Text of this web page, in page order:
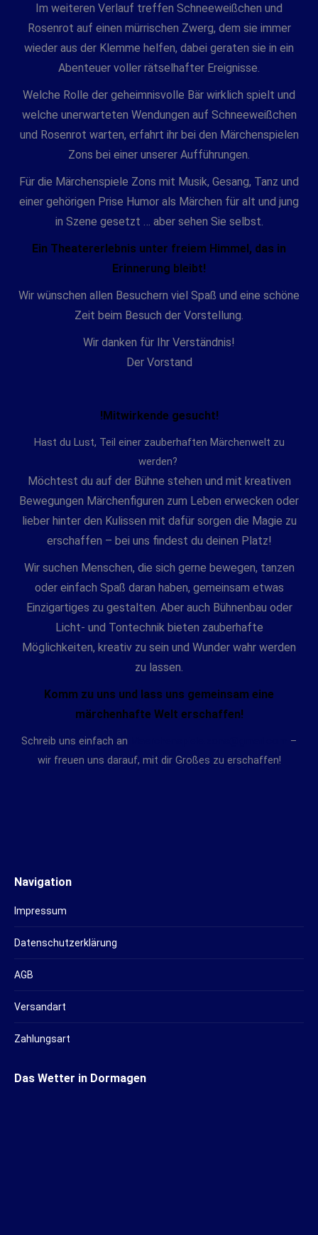
Im weiteren Verlauf treffen Schneeweißchen und
Rosenrot auf einen mürrischen Zwerg, dem sie immer
wieder aus der Klemme helfen, dabei geraten sie in ein
Abenteuer voller rätselhafter Ereignisse.
Welche Rolle der geheimnisvolle Bär wirklich spielt und
welche unerwarteten Wendungen auf Schneeweißchen
und Rosenrot warten, erfahrt ihr bei den Märchenspielen
Zons bei einer unserer Aufführungen.
Für die Märchenspiele Zons mit Musik, Gesang, Tanz und
einer gehörigen Prise Humor als Märchen für alt und jung
in Szene gesetzt … aber sehen Sie selbst.
Ein Theatererlebnis unter freiem Himmel, das in
Erinnerung bleibt!
Wir wünschen allen Besuchern viel Spaß und eine schöne
Zeit beim Besuch der Vorstellung.
Wir danken für Ihr Verständnis!
Der Vorstand
!Mitwirkende gesucht!
Hast du Lust, Teil einer zauberhaften Märchenwelt zu
werden?
Möchtest du auf der Bühne stehen und mit kreativen
Bewegungen Märchenfiguren zum Leben erwecken oder
lieber hinter den Kulissen mit dafür sorgen die Magie zu
erschaffen – bei uns findest du deinen Platz!
Wir suchen Menschen, die sich gerne bewegen, tanzen
oder einfach Spaß daran haben, gemeinsam etwas
Einzigartiges zu gestalten. Aber auch Bühnenbau oder
Licht- und Tontechnik bieten zauberhafte
Möglichkeiten, kreativ zu sein und Wunder wahr werden
zu lassen.
Komm zu uns und lass uns gemeinsam eine
märchenhafte Welt erschaffen!
Schreib uns einfach an
–
wir freuen uns darauf, mit dir Großes zu erschaffen!
Navigation
Impressum
Datenschutzerklärung
AGB
Versandart
Zahlungsart
Das Wetter in Dormagen